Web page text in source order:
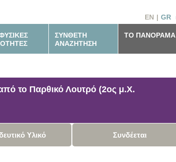
GR
|
EN
ΣΥΝΘΕΤΗ
ΑΝΑΖΗΤΗΣΗ
ΤΟ ΠΑΝΟΡΑΜΑ
το Παρθικό Λουτρό (2ος μ.Χ.
Υλικό Συνδέεται